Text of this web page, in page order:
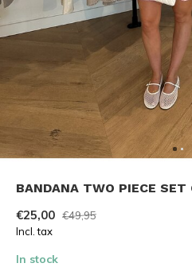
BANDANA TWO PIECE
€25,00 €49,95
Incl. tax
In stock